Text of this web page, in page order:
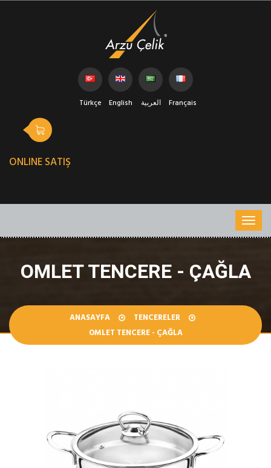
Türkçe English العربية Français
ONLINE SATIŞ
OMLET TENCERE - ÇAĞLA
ANASAYFA
TENCERELER
OMLET TENCERE - ÇAĞLA